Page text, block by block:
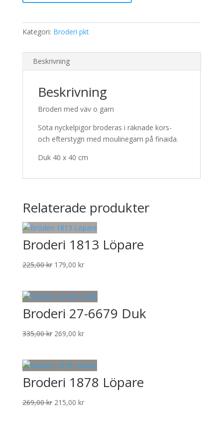
Duk
Kategori: Broderi pkt
Beskrivning
Beskrivning
Broderi med väv o garn
Söta nyckelpigor broderas i räknade kors-
och efterstygn med moulinegarn på finaida.
Duk 40 x 40 cm
Relaterade produkter
Broderi 1813 Löpare
225,00kr Det
var:
225,00 kr.
179,00 krDet
är:
179,00 kr.
Broderi 27-6679 Duk
335,00kr Det
var:
335,00 kr.
269,00 krDet
är:
269,00 kr.
Broderi 1878 Löpare
269,00kr Det
215,00 krDet